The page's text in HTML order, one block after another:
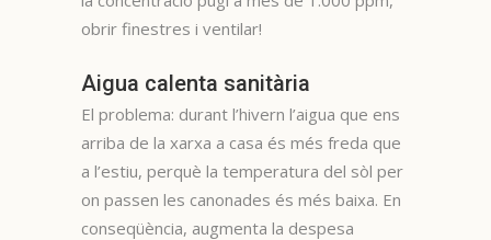
obrir finestres i ventilar!
Aigua calenta sanitària
El problema: durant l’hivern l’aigua que ens
arriba de la xarxa a casa és més freda que
a l’estiu, perquè la temperatura del sòl per
on passen les canonades és més baixa. En
conseqüència, augmenta la despesa